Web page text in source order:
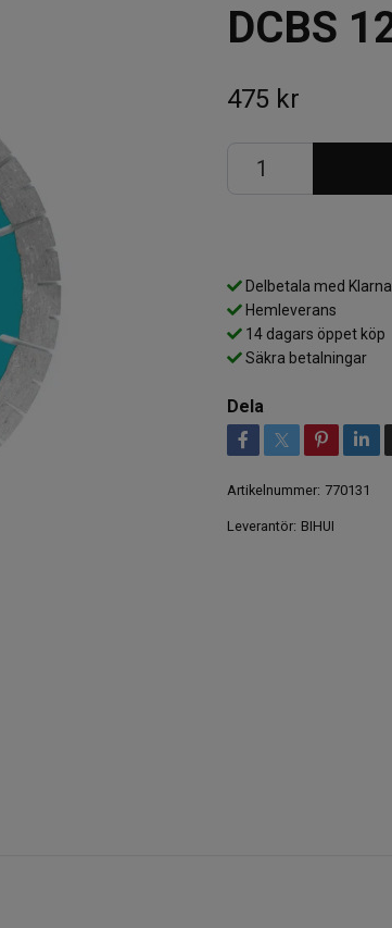
DCBS
475 kr
Delbetala med Klarna
Hemleverans
14 dagars öppet köp
Säkra betalningar
Dela
Artikelnummer: 770131
Leverantör: BIHUI